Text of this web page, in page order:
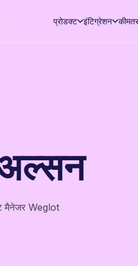
प्रोडक्ट इंटिग्रेशन कीमत
अल्सन
मैनेजर Weglot